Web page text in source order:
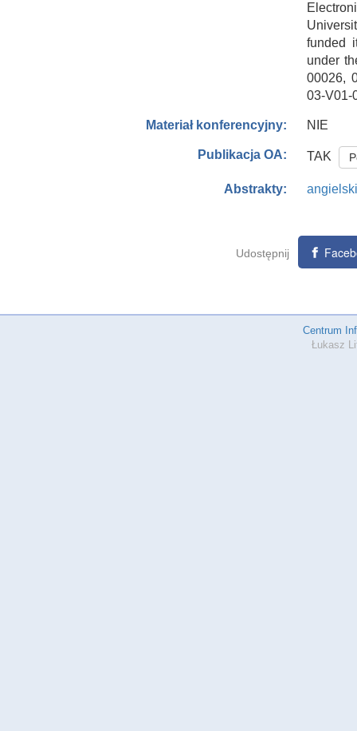
funded
under
00026,
03-V01-
Materiał konferencyjny: NIE
Publikacja OA: TAK
Abstrakty: angielski
Udostępnij
Centrum
Łukasz